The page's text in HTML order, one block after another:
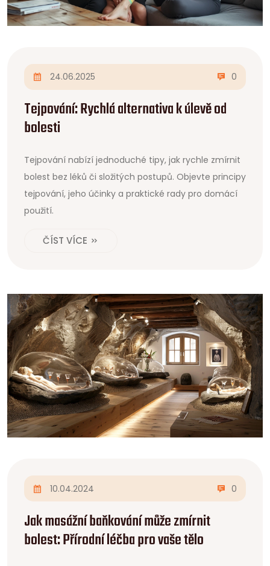
24.06.2025 0
Tejpování: Rychlá alternativa k úlevě od
bolesti
Tejpování nabízí jednoduché tipy, jak rychle zmírnit
bolest bez léků či složitých postupů. Objevte principy
tejpování, jeho účinky a praktické rady pro domácí
použití.
ČÍST VÍCE
10.04.2024 0
Jak masážní baňkování může zmírnit
bolest: Přírodní léčba pro vaše tělo